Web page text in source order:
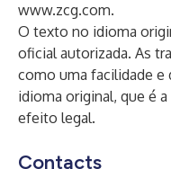
www.zcg.com.
O texto no idioma
oficial autorizada. As
como uma facilidade
idioma original, que é
efeito legal.
Contacts